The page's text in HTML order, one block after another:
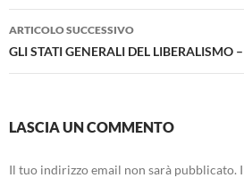
ARTICOLO SUCCESSIVO
GLI STATI GENERALI DEL LIBERALISMO
LASCIA UN COMMENTO
Il tuo indirizzo email non sarà pubblicato.